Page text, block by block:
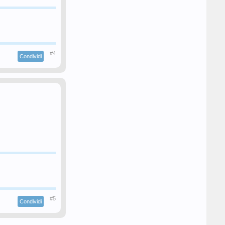
Condividi #4
Condividi #5